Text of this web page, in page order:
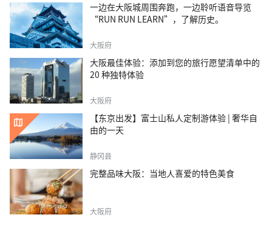
一边在大阪城周围奔跑，一边聆听语音导览
“RUN RUN LEARN”，了解历史。
大阪府
大阪最佳体验：添加到您的旅行愿望清单中的
20 种独特体验
大阪府
【东京出发】富士山私人定制游体验 | 奢华自
由的一天
静冈县
完整品味大阪：当地人喜爱的特色美食
大阪府